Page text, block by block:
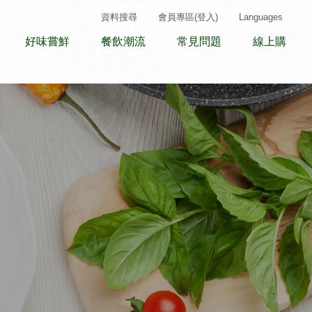
好味嘗鮮 餐飲潮流 常見問題 線上購
資料搜尋 會員專區(登入) Languages